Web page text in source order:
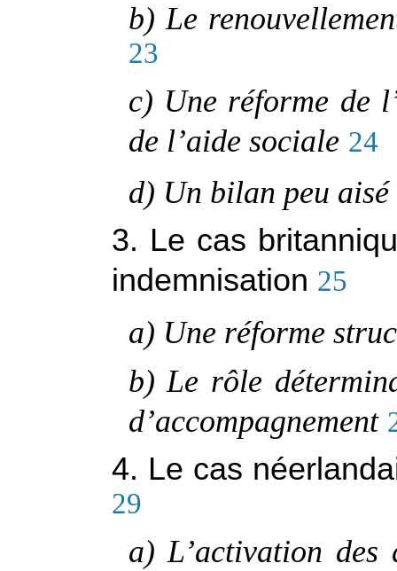
b) Le
23
c) Une réforme de
de l’aide sociale 24
d) Un bilan peu aisé
3. Le cas
indemnisation 25
a) Une réforme
b) Le rôle
d’accompagnement
4. Le cas
29
a) L’activation des